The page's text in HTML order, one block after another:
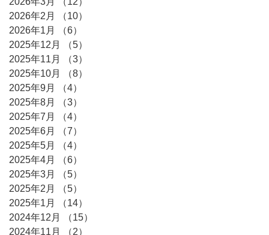
2026年2月
（10）
2026年1月
（6）
2025年12月
（5）
2025年11月
（3）
2025年10月
（8）
2025年9月
（4）
2025年8月
（3）
2025年7月
（4）
2025年6月
（7）
2025年5月
（4）
2025年4月
（6）
2025年3月
（5）
2025年2月
（5）
2025年1月
（14）
2024年12月
（15）
2024年11月
（2）